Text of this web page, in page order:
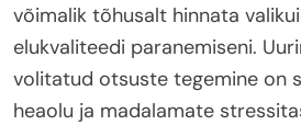
võimalik tõhusalt hinnata
elukvaliteedi paranemiseni.
volitatud otsuste tegemine on
heaolu ja madalamate